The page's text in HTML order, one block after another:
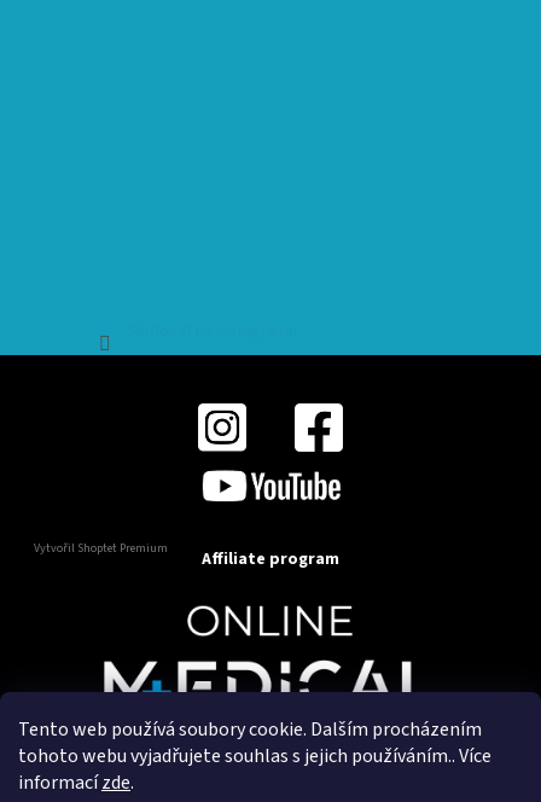
Tento web používá soubory cookie. Dalším procházením
tohoto webu vyjadřujete souhlas s jejich používáním.. Více
informacízde.
Vytvořil Shoptet Premium Affiliate program
Copyright 2025OnlineMedical.cz. Všechna práva